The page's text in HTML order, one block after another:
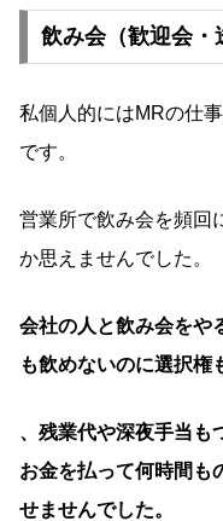
飲み会（歓迎会・
私個人的にはMRの仕
です。
営業所で飲み会を頻回
か思えませんでした。
会社の人と飲み会をや
も飲めないのに選択権
、残業代や深夜手当も
お金を払って何時間も
せませんでした。